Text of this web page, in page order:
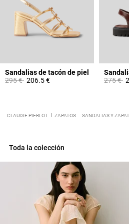
Sandalias de tacón de piel
Price reduced from
295 €to206.5 €
Price
275 €to
CLAUDIE PIERLOT ZAPATOS SANDALIAS Y
Toda la colección